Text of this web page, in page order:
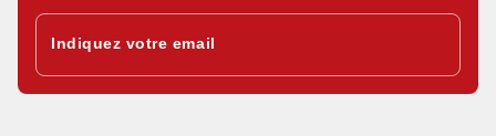
Indiquez votre email